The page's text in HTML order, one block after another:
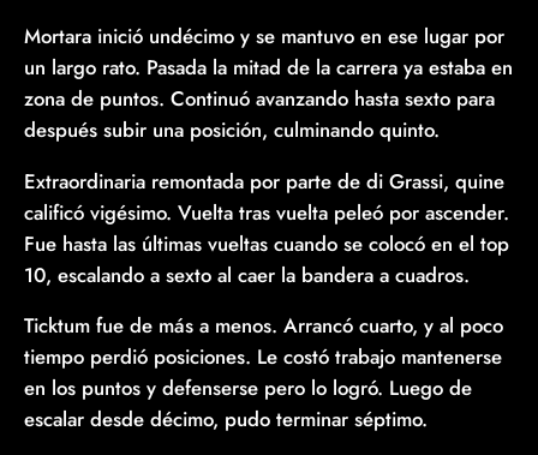
Mortara inició undécimo y se mantuvo en ese lugar por
un largo rato. Pasada la mitad de la carrera ya estaba en
zona de puntos. Continuó avanzando hasta sexto para
después subir una posición, culminando quinto.
Extraordinaria remontada por parte de di Grassi, quine
calificó vigésimo. Vuelta tras vuelta peleó por ascender.
Fue hasta las últimas vueltas cuando se colocó en el top
10, escalando a sexto al caer la bandera a cuadros.
Ticktum fue de más a menos. Arrancó cuarto, y al poco
tiempo perdió posiciones. Le costó trabajo mantenerse
en los puntos y defenserse pero lo logró. Luego de
escalar desde décimo, pudo terminar séptimo.